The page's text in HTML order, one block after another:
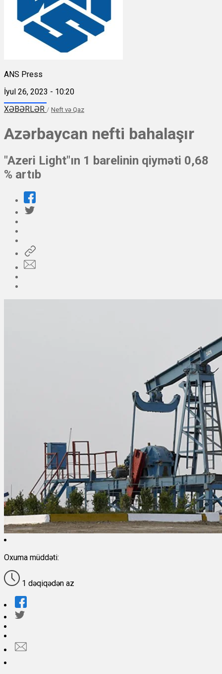
ANS Press
İyul 26, 2023 - 10:20
XƏBƏRLƏR / Neft və Qaz
Azərbaycan nefti bahalaşır
"Azeri Light"ın 1 barelinin qiyməti 0,68
% artıb
Oxuma müddəti:
1 dəqiqədən az